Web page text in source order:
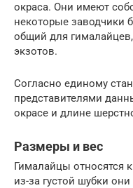
окраса. Они имеют
некоторые заводчики
общий для
экзотов.
Согласно единому
представителями
окрасе и длине
Размеры и вес
Гималайцы относятся
из-за густой шубки